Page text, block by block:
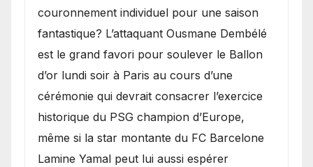
couronnement individuel pour une saison
fantastique? L’attaquant Ousmane Dembélé
est le grand favori pour soulever le Ballon
d’or lundi soir à Paris au cours d’une
cérémonie qui devrait consacrer l’exercice
historique du PSG champion d’Europe,
même si la star montante du FC Barcelone
Lamine Yamal peut lui aussi espérer